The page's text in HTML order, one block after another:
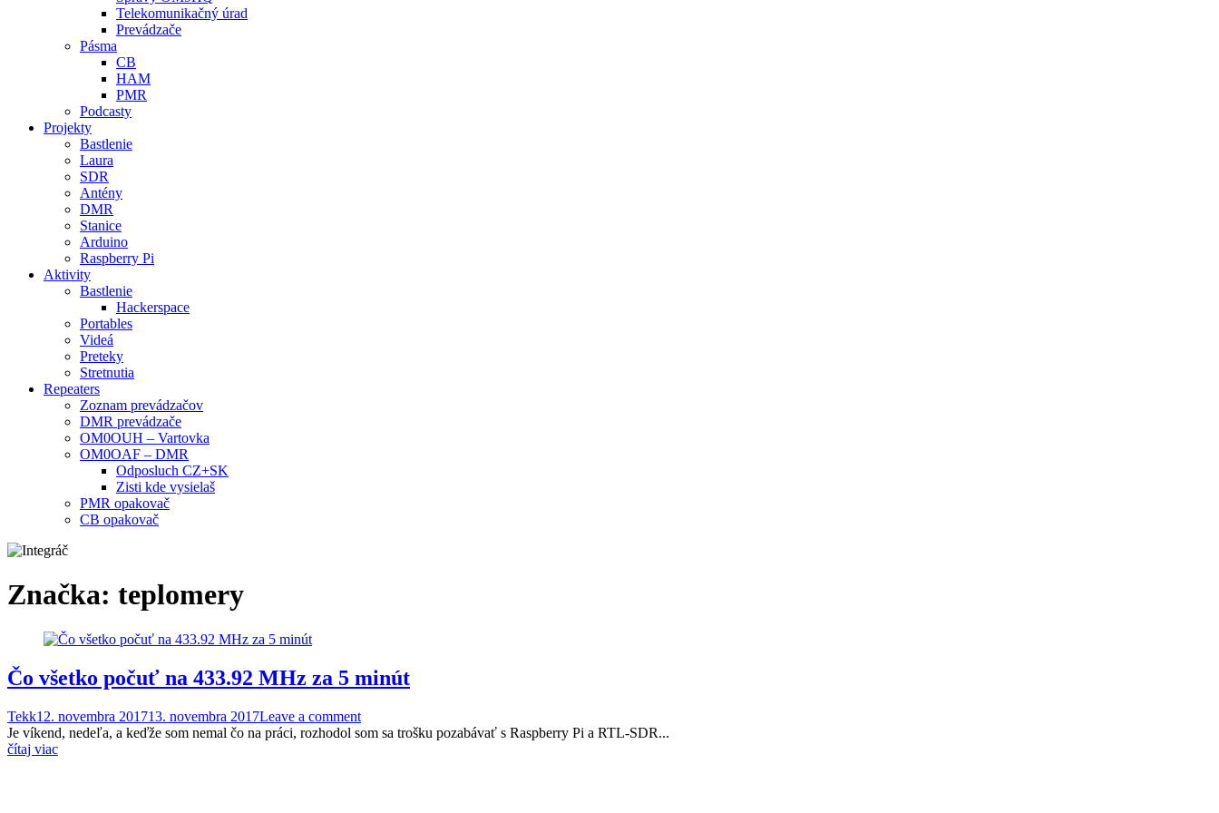
Telekomunikačný úrad
Prevádzače
Pásma
CB
HAM
PMR
Podcasty
Projekty
Bastlenie
Laura
SDR
Antény
DMR
Stanice
Arduino
Raspberry Pi
Aktivity
Bastlenie
Hackerspace
Portables
Videá
Preteky
Stretnutia
Repeaters
Zoznam prevádzačov
DMR prevádzače
OM0OUH – Vartovka
OM0OAF – DMR
Odposluch CZ+SK
Zisti kde vysielaš
PMR opakovač
CB opakovač
Značka: teplomery
Čo všetko počuť na 433.92 MHz za 5 minút
Tekk12. novembra 201713. novembra 2017Leave a comment
Je víkend, nedeľa, a keďže som nemal čo na práci, rozhodol som sa trošku pozabávať s Raspberry Pi a RTL-SDR...
čítaj viac